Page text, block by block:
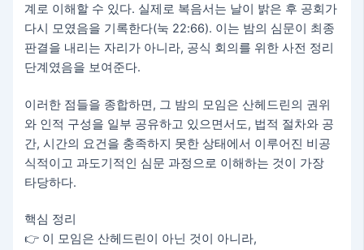
계로 이해할 수 있다. 실제로 복음서는 날이 밝은 후 공회가
다시 모였음을 기록한다(눅 22:66). 이는 밤의 심문이 최종
판결을 내리는 자리가 아니라, 공식 회의를 위한 사전 정리
단계였음을 보여준다.
이러한 점들을 종합하면, 그 밤의 모임은 산헤드린의 권위
와 인적 구성을 일부 공유하고 있으면서도, 법적 절차와 공
간, 시간의 요건을 충족하지 못한 상태에서 이루어진 비공
식적이고 과도기적인 심문 과정으로 이해하는 것이 가장
타당하다.
핵심 정리
👉 이 모임은 산헤드린이 아닌 것이 아니라,